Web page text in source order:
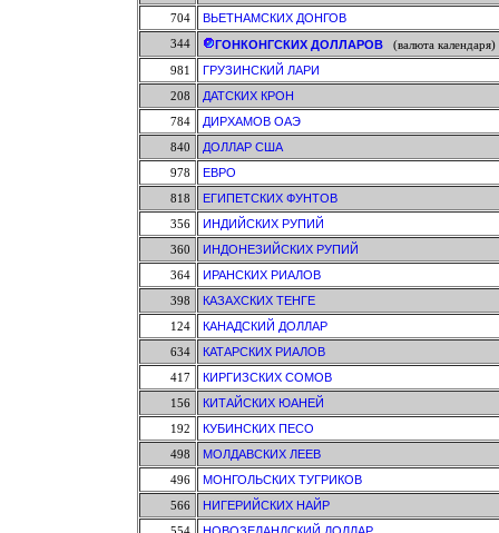
704
ВЬЕТНАМСКИХ ДОНГОВ
344
ГОНКОНГСКИХ ДОЛЛАРОВ(валюта календаря)
981
ГРУЗИНСКИЙ ЛАРИ
208
ДАТСКИХ КРОН
784
ДИРХАМОВ ОАЭ
840
ДОЛЛАР США
978
ЕВРО
818
ЕГИПЕТСКИХ ФУНТОВ
356
ИНДИЙСКИХ РУПИЙ
360
ИНДОНЕЗИЙСКИХ РУПИЙ
364
ИРАНСКИХ РИАЛОВ
398
КАЗАХСКИХ ТЕНГЕ
124
КАНАДСКИЙ ДОЛЛАР
634
КАТАРСКИХ РИАЛОВ
417
КИРГИЗСКИХ СОМОВ
156
КИТАЙСКИХ ЮАНЕЙ
192
КУБИНСКИХ ПЕСО
498
МОЛДАВСКИХ ЛЕЕВ
496
МОНГОЛЬСКИХ ТУГРИКОВ
566
НИГЕРИЙСКИХ НАЙР